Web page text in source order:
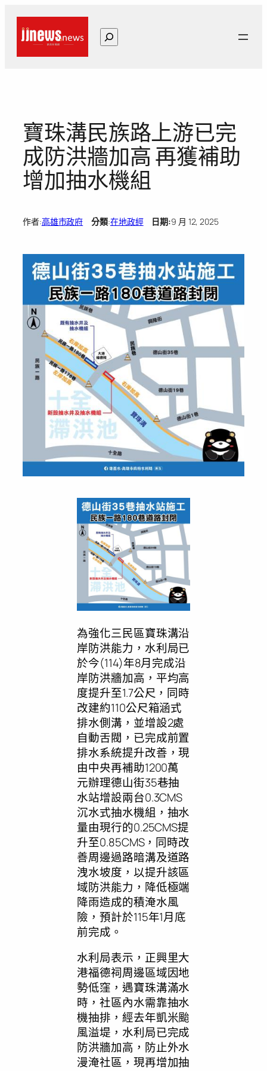
搜
尋
寶珠溝民族路上游已完
成防洪牆加高 再獲補助
增加抽水機組
作者:高雄市政府 分類:在地政經日期:9 月 12, 2025
為強化三民區寶珠溝沿
岸防洪能力，水利局已
於今(114)年8月完成沿
岸防洪牆加高，平均高
度提升至1.7公尺，同時
改建約110公尺箱涵式
排水側溝，並增設2處
自動舌閥，已完成前置
排水系統提升改善，現
由中央再補助1200萬
元辦理德山街35巷抽
水站增設兩台0.3CMS
沉水式抽水機組，抽水
量由現行的0.25CMS提
升至0.85CMS，同時改
善周邊過路暗溝及道路
洩水坡度，以提升該區
域防洪能力，降低極端
降雨造成的積淹水風
險，預計於115年1月底
前完成。
水利局表示，正興里大
港福德祠周邊區域因地
勢低窪，遇寶珠溝滿水
時，社區內水需靠抽水
機抽排，經去年凱米颱
風溢堤，水利局已完成
防洪牆加高，防止外水
漫淹社區，現再增加抽